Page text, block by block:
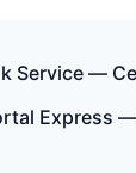
Service —
Express